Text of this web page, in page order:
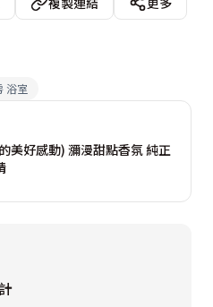
浴室
美好感動) 瀰漫甜點香氛 純正